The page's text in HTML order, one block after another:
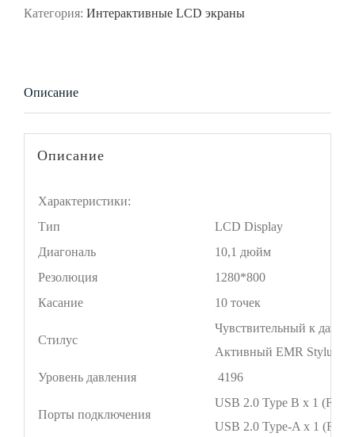
стол
Категория: Интерактивные LCD экраны
Описание
Описание
Характеристики:
Тип
LCD Display
Диагональ
10,1 дюйм
Резолюция
1280*800
Касание
10 точек
Стилус
Чувствительный к
Активный EMR Stylus
Уровень давления
4196
Порты подключения
USB 2.0 Type B x 1 (For
USB 2.0 Type-A x 1 (For